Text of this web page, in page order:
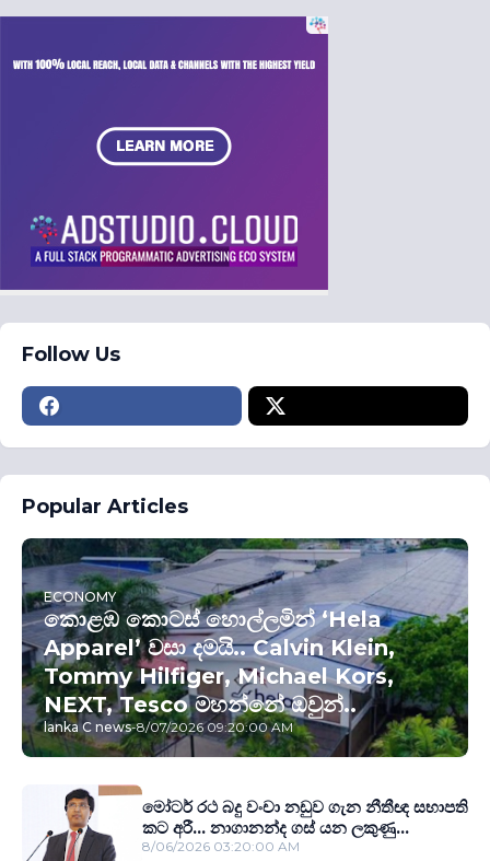
Follow Us
Popular Articles
ECONOMY
කොළඹ කොටස් හොල්ලමින් ‘Hela
Apparel’ වසා දමයි.. Calvin Klein,
Tommy Hilfiger, Michael Kors,
NEXT, Tesco මහන්නේ ඔවුන්..
lanka C news-8/07/2026 09:20:00 AM
මෝටර් රථ බදු වංචා නඩුව ගැන නීතීඥ සභාපති
කට අරී... නාගානන්ද ගස් යන ලකුණු...
8/06/2026 03:20:00 AM